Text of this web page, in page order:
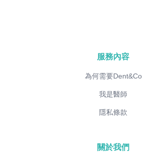
服務內容
為何需要Dent&Co
我是醫師
隱私條款
關於我們